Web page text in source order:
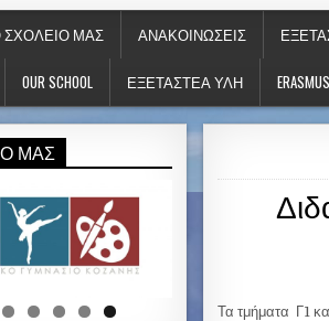
ΣΧΟΛΕΊΟ ΜΑΣ ΑΝΑΚΟΙΝΏΣΕΙΣ
OUR SCHOOL ΕΞΕΤΑΣΤΕΑ ΥΛΗ ERASMUS
Τα τμήματα Γ1
ΜΑΣ